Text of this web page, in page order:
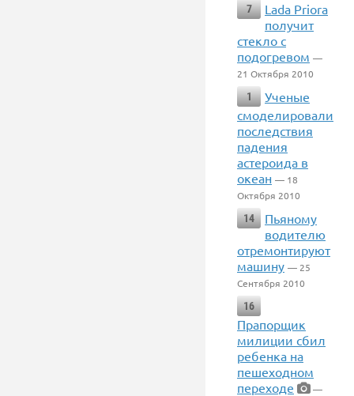
7
Lada Priora
получит
стекло с
подогревом —
21 Октября 2010
1
Ученые
смоделировали
последствия
падения
астероида в
океан — 18
Октября 2010
14
Пьяному
водителю
отремонтируют
машину — 25
Сентября 2010
16
Прапорщик
милиции сбил
ребенка на
пешеходном
переходе
—